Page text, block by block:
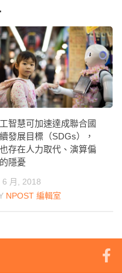
智慧可加速達成聯合國
發展目標（SDGs），
存在人力取代、演算偏
隱憂
6 月, 2018
NPOST 編輯室